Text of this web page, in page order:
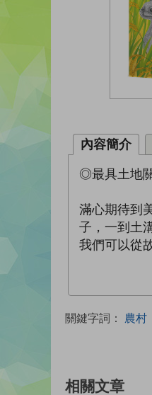
內容簡介
◎最具土地
滿心期待到
子，一到土
我們可以從
關鍵字詞： 農村
相關文章